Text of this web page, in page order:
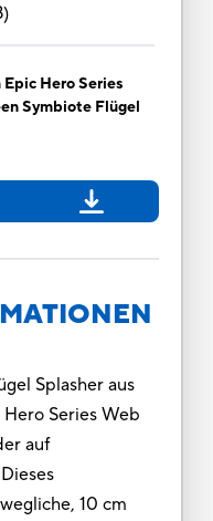
)
Hero Series
Symbiote Flügel
Splasher aus
Series Web
auf
10 cm